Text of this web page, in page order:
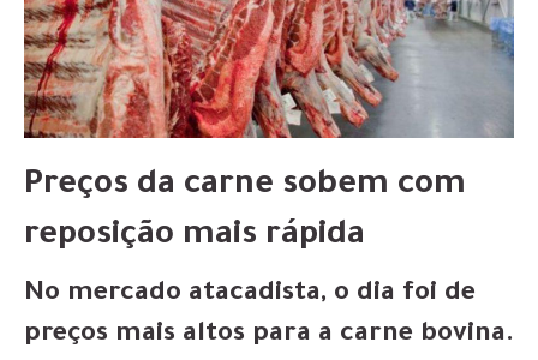
Preços da carne sobem com
reposição mais rápida
No mercado atacadista, o dia foi de
preços mais altos para a carne bovina.